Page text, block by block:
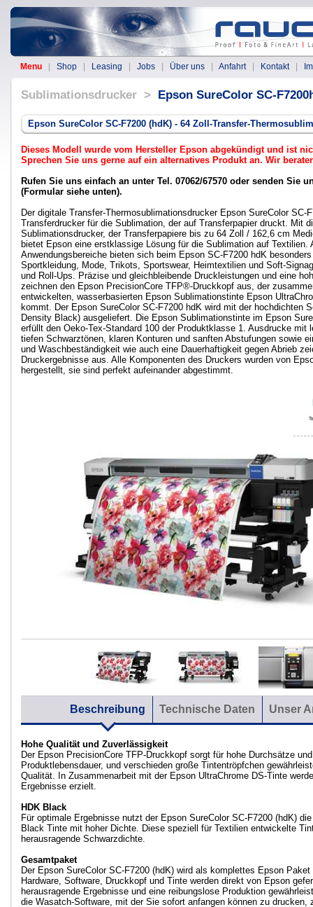
Menu | Shop | Leasing | Jobs | Über uns | Anfahrt| Kontakt|
Sublimationsdrucker > Epson SureColor SC-
Epson SureColor SC-F7200 (hdK) - 64 Zoll-Transfer-
Dieses Modell wurde vom Hersteller Epson abgekündigt und ist
Sprechen Sie uns gerne auf ein alternatives Produkt an. Wir
Rufen Sie uns einfach an unter Tel. 07062/67570 oder senden Sie
(Formular siehe unten).
Der digitale Transfer-Thermosublimationsdrucker Epson SureColor SC-
Transferdrucker für die Sublimation, der auf Transferpapier druckt. Mit
Sublimationsdrucker, der Transferpapiere bis zu 64 Zoll / 162,6 cm
bietet Epson eine erstklassige Lösung für die Sublimation auf Textilien.
Anwendungsbereiche bieten sich beim Epson SC-F7200 hdK
Sportkleidung, Mode, Trikots, Sportswear, Heimtextilien und Soft-
und Roll-Ups. Präzise und gleichbleibende Druckleistungen und eine
zeichnen den Epson PrecisionCore TFP®-Druckkopf aus, der
entwickelten, wasserbasierten Epson Sublimationstinte Epson
kommt. Der Epson SureColor SC-F7200 hdK wird mit der hochdichten
Density Black) ausgeliefert. Die Epson Sublimationstinte im Epson
erfüllt den Oeko-Tex-Standard 100 der Produktklasse 1. Ausdrucke mit
tiefen Schwarztönen, klaren Konturen und sanften Abstufungen sowie
und Waschbeständigkeit wie auch eine Dauerhaftigkeit gegen Abrieb
Druckergebnisse aus. Alle Komponenten des Druckers wurden von
hergestellt, sie sind perfekt aufeinander abgestimmt.
Beschreibung Technische Daten Unser
Hohe Qualität und Zuverlässigkeit
Der Epson PrecisionCore TFP-Druckkopf sorgt für hohe Durchsätze
Produktlebensdauer, und verschieden große Tintentröpfchen
Qualität. In Zusammenarbeit mit der Epson UltraChrome DS-Tinte
Ergebnisse erzielt.
HDK Black
Für optimale Ergebnisse nutzt der Epson SureColor SC-F7200 (hdK)
Black Tinte mit hoher Dichte. Diese speziell für Textilien entwickelte
herausragende Schwarzdichte.
Gesamtpaket
Der Epson SureColor SC-F7200 (hdK) wird als komplettes Epson Paket
Hardware, Software, Druckkopf und Tinte werden direkt von Epson
herausragende Ergebnisse und eine reibungslose Produktion
die Wasatch-Software, mit der Sie sofort anfangen können zu drucken,